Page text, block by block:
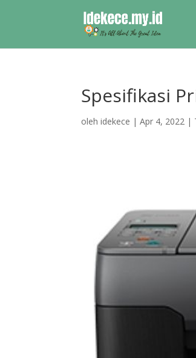
Spesifikasi
olehidekece |Apr 4, 2022 |